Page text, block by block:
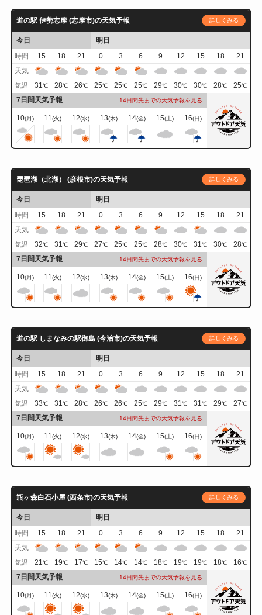
道の駅 伊勢志摩 (志摩市)の天気予報 詳しくみる
今日
明日
時間
15 18 21 0 3 6 9 12 15 18
21
天気
気温 31℃ 28℃ 26℃ 25℃ 25℃ 25℃ 29℃ 30℃ 30℃ 28℃ 25℃
7日間天気予報 14日間先までの天気予報を見る
10(月) 11(火) 12(水) 13(木) 14(金) 15(土) 16(日)
琵琶湖（北湖） (彦根市)の天気予報 詳しくみる
今日
明日
時間
15 18 21 0 3 6 9 12 15 18
21
天気
気温 32℃ 31℃ 29℃ 27℃ 25℃ 25℃ 28℃ 30℃ 31℃ 30℃ 28℃
7日間天気予報 14日間先までの天気予報を見る
10(月) 11(火) 12(水) 13(木) 14(金) 15(土) 16(日)
道の駅 しまなみの駅御島 (今治市)の天気予報 詳しくみる
今日
明日
時間
15 18 21 0 3 6 9 12 15 18
21
天気
気温 33℃ 31℃ 28℃ 26℃ 26℃ 25℃ 29℃ 31℃ 31℃ 29℃ 27℃
7日間天気予報 14日間先までの天気予報を見る
10(月) 11(火) 12(水) 13(木) 14(金) 15(土) 16(日)
瓶ヶ森白石小屋 (西条市)の天気予報 詳しくみる
今日
明日
時間
15 18 21 0 3 6 9 12 15 18
21
天気
気温 21℃ 19℃ 17℃ 15℃ 14℃ 14℃ 18℃ 19℃ 19℃ 18℃ 16℃
7日間天気予報 14日間先までの天気予報を見る
10(月) 11(火) 12(水) 13(木) 14(金) 15(土) 16(日)